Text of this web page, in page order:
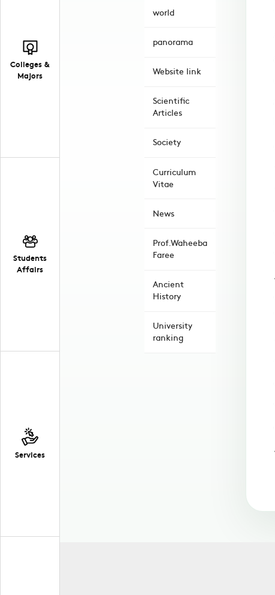
Colleges &
Majors
Students
Affairs
Services
world
panorama
Website link
Scientific
Articles
Society
Curriculum
Vitae
News
Prof.Waheeba
Faree
Ancient
History
University
ranking